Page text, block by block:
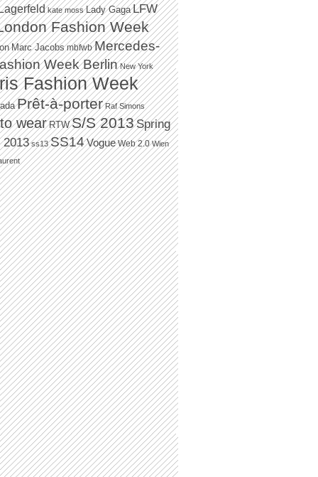
kate moss Lady Gaga LFW
Fashion Week
Marc Jacobs mbfwb Mercedes-
Week Berlin New York
Fashion Week
Prêt-à-porter Raf Simons
wear RTW S/S 2013Spring
2013 ss13 SS14Vogue Web 2.0 Wien